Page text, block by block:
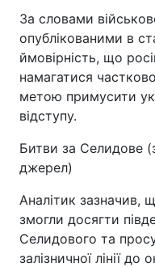
За словами
опублікованими в
ймовірність, що
намагатися
метою примусити
відступу.
Битви за Селидове
джерел)
Аналітик зазначив,
змогли досягти
Селидового та
залізничної лінії